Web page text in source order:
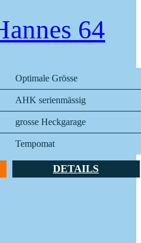
64
Optimale Grösse
AHK serienmässig
grosse Heckgarage
Tempomat
DETAILS